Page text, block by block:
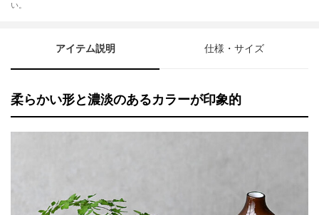
い。
アイテム説明 仕様・サイズ
柔らかい形と濃淡のあるカラーが印象的